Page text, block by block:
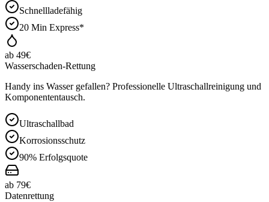
Schnellladefähig
20 Min Express*
ab 49€
Wasserschaden-Rettung
Handy ins Wasser gefallen? Professionelle Ultraschallreinigung und
Komponententausch.
Ultraschallbad
Korrosionsschutz
90% Erfolgsquote
ab 79€
Datenrettung